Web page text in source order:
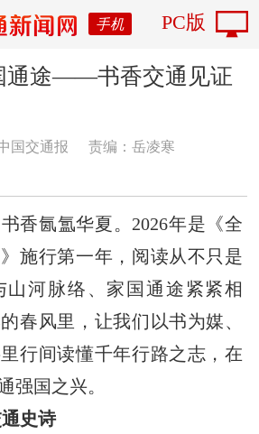
手机 PC版
通途——书香交通见证
国交通报
责编：岳凌寒
香氤氲华夏。2026年是《全
施行第一年，阅读从不只是
山河脉络、家国通途紧紧相
春风里，让我们以书为媒、
行间读懂千年行路之志，在
强国之兴。
史诗